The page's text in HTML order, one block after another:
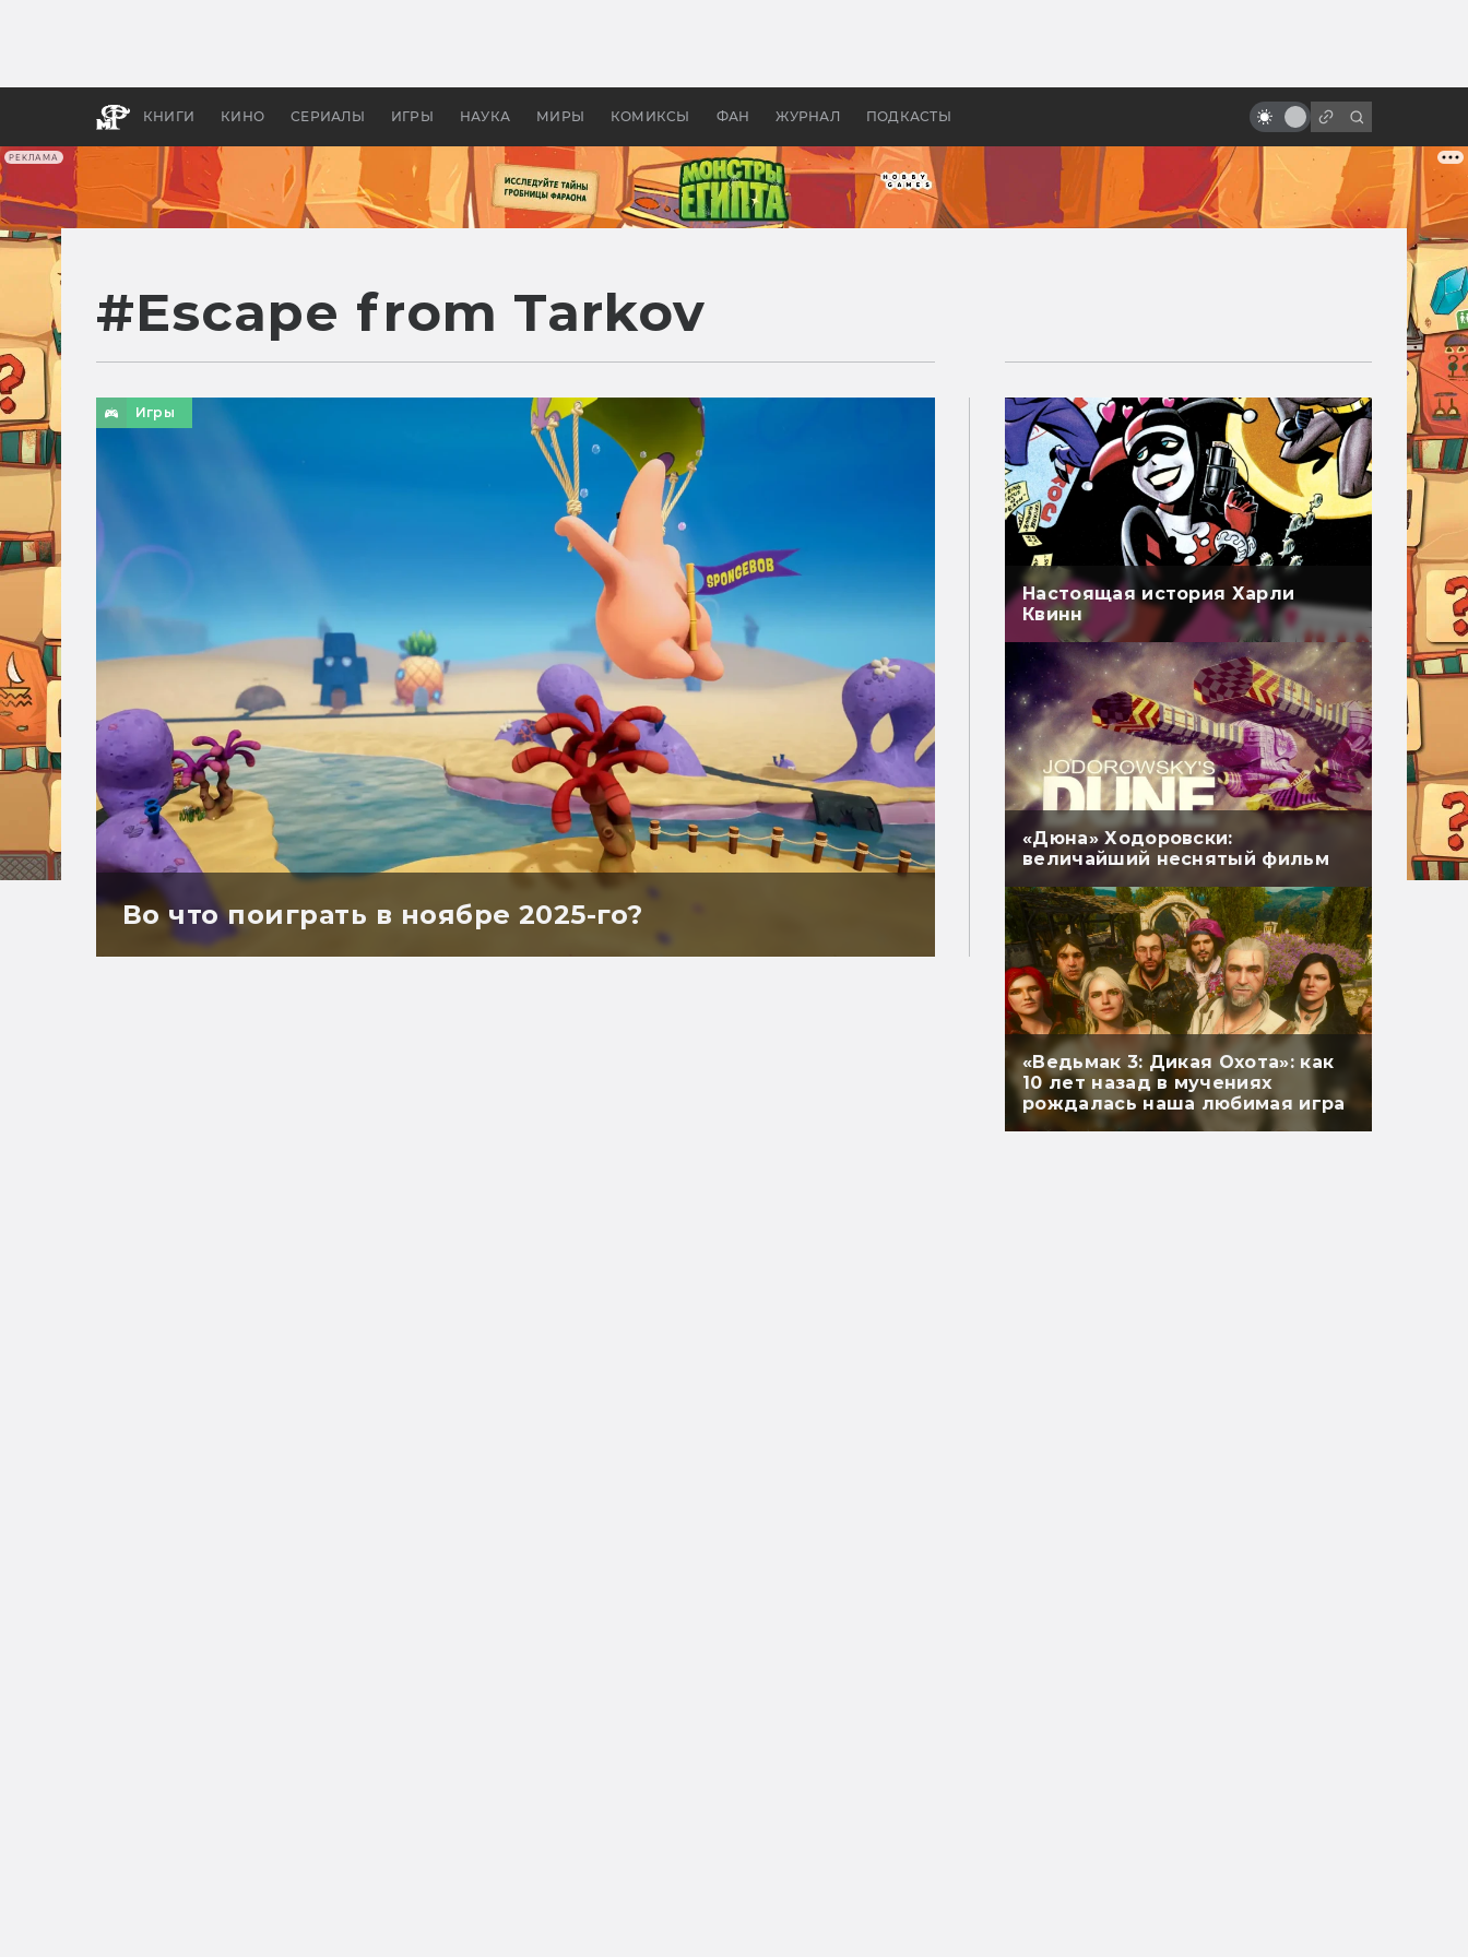
РЕКЛАМА
КНИГИ КИНО СЕРИАЛЫ ИГРЫ НАУКА МИРЫ КОМИКСЫ ФАН ЖУРНАЛ ПОДКАСТЫ
бы «Властелина колец»
Древней Грецией
неснятые сценарии
#Escape from Tarkov
Игры
Во что поиграть в ноябре 2025-го?
Настоящая история Харли
Квинн
«Дюна» Ходоровски:
величайший неснятый фильм
«Ведьмак 3: Дикая Охота»: как
10 лет назад в мучениях
рождалась наша любимая игра